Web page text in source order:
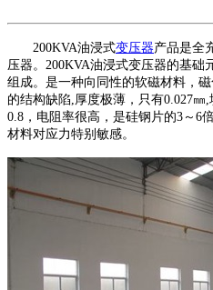
200KVA油浸式变压器产品是全
压器。200KVA油浸式变压器的基础
组成。是一种向同性的软磁材料，
的结构缺陷,厚度极薄，只有0.027㎜
0.8，电阻率很高，是硅钢片的3～6
材料对应力特别敏感。